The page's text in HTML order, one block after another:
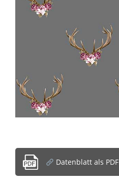
Datenblatt als PDF